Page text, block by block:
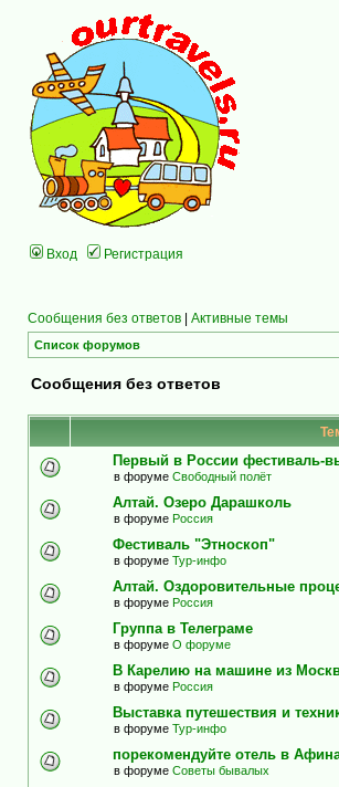
Вход Регистрация
Сообщения без ответов | Активные темы
Список форумов
Сообщения без ответов
Первый в России фестиваль-
в форуме Свободный полёт
Алтай. Озеро Дарашколь
в форуме Россия
Фестиваль "Этноскоп"
в форуме Тур-инфо
Алтай. Оздоровительные
в форуме Россия
Группа в Телеграме
в форуме О форуме
В Карелию на машине из
в форуме Россия
Выставка путешествия и
в форуме Тур-инфо
порекомендуйте отель в
в форуме Советы бывалых